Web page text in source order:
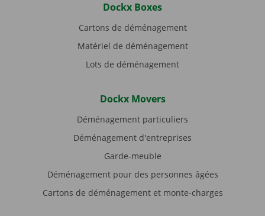
Dockx Boxes
Cartons de déménagement
Matériel de déménagement
Lots de déménagement
Dockx Movers
Déménagement particuliers
Déménagement d'entreprises
Garde-meuble
Déménagement pour des personnes âgées
Cartons de déménagement et monte-charges